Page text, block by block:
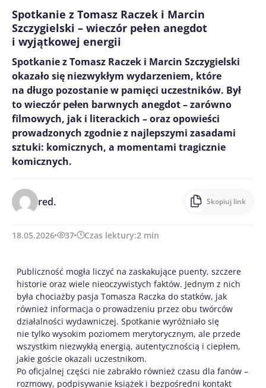
Spotkanie z Tomasz Raczek i Marcin
Szczygielski – wieczór pełen anegdot
i wyjątkowej energii
Spotkanie z Tomasz Raczek i Marcin Szczygielski
okazało się niezwykłym wydarzeniem, które
na długo pozostanie w pamięci uczestników. Był
to wieczór pełen barwnych anegdot – zarówno
filmowych, jak i literackich – oraz opowieści
prowadzonych zgodnie z najlepszymi zasadami
sztuki: komicznych, a momentami tragicznie
komicznych.
red. Skopiuj link
18.05.2026 37 Czas lektury:2 min
Publiczność mogła liczyć na zaskakujące puenty, szczere
historie oraz wiele nieoczywistych faktów. Jednym z nich
była chociażby pasja Tomasza Raczka do statków, jak
również informacja o prowadzeniu przez obu twórców
działalności wydawniczej. Spotkanie wyróżniało się
nie tylko wysokim poziomem merytorycznym, ale przede
wszystkim niezwykłą energią, autentycznością i ciepłem,
jakie goście okazali uczestnikom.
Po oficjalnej części nie zabrakło również czasu dla fanów –
rozmowy, podpisywanie książek i bezpośredni kontakt